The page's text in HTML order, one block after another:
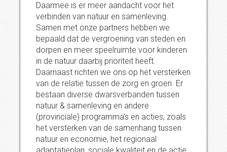
Daarmee is er meer aandacht voor het
verbinden van natuur en samenleving.
Samen met onze partners hebben we
bepaald dat de vergroening van steden en
dorpen en meer speelruimte voor kinderen
in de natuur daarbij prioriteit heeft.
Daarnaast richten we ons op het versterken
van de relatie tussen de zorg en groen. Er
bestaan diverse dwarsverbanden tussen
natuur & samenleving en andere
(provinciale) programma’s en acties, zoals
het versterken van de samenhang tussen
natuur en economie, het regionaal